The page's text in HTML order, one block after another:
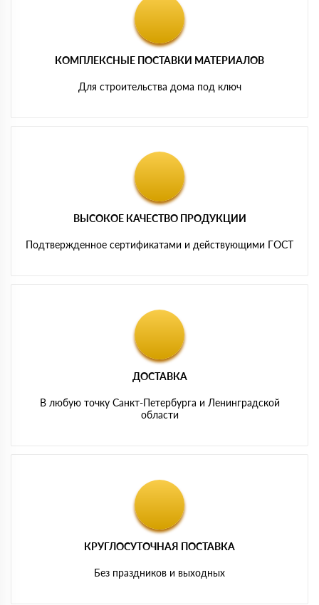
КОМПЛЕКСНЫЕ ПОСТАВКИ МАТЕРИАЛОВ
Для строительства дома под ключ
ВЫСОКОЕ КАЧЕСТВО ПРОДУКЦИИ
Подтвержденное сертификатами и действующими ГОСТ
ДОСТАВКА
В любую точку Санкт-Петербурга и Ленинградской
области
КРУГЛОСУТОЧНАЯ ПОСТАВКА
Без праздников и выходных